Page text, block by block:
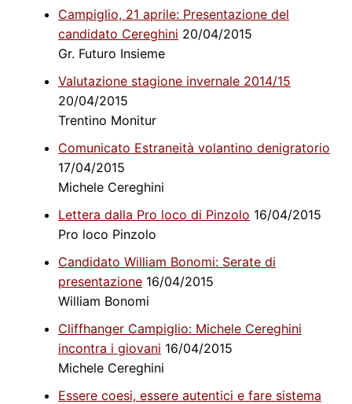
Campiglio, 21 aprile: Presentazione del
candidato Cereghini 20/04/2015
Gr. Futuro Insieme
Valutazione stagione invernale 2014/15
20/04/2015
Trentino Monitur
Comunicato Estraneità volantino denigratorio
17/04/2015
Michele Cereghini
Lettera dalla Pro loco di Pinzolo 16/04/2015
Pro loco Pinzolo
Candidato William Bonomi: Serate di
presentazione16/04/2015
William Bonomi
Cliffhanger Campiglio: Michele Cereghini
incontra i giovani 16/04/2015
Michele Cereghini
Essere coesi, essere autentici e fare sistema